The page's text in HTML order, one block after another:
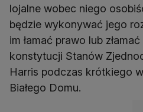
lojalne wobec niego
będzie wykonywać jego
im łamać prawo lub
konstytucji Stanów
Harris podczas krótkiego
Białego Domu.